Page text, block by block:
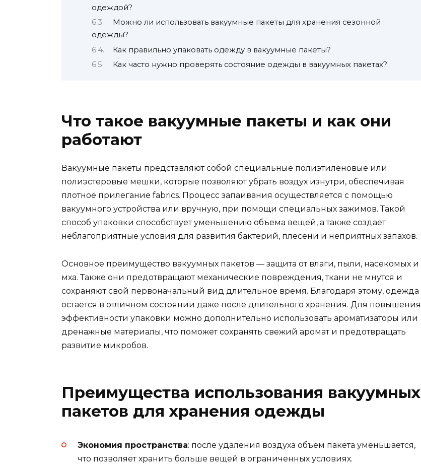
одеждой?
Можно ли использовать вакуумные пакеты для хранения сезонной
одежды?
Как правильно упаковать одежду в вакуумные пакеты?
Как часто нужно проверять состояние одежды в вакуумных пакетах?
Что такое вакуумные пакеты и как они
работают
Вакуумные пакеты представляют собой специальные полиэтиленовые или
полиэстеровые мешки, которые позволяют убрать воздух изнутри, обеспечивая
плотное прилегание fabrics. Процесс запаивания осуществляется с помощью
вакуумного устройства или вручную, при помощи специальных зажимов. Такой
способ упаковки способствует уменьшению объема вещей, а также создает
неблагоприятные условия для развития бактерий, плесени и неприятных запахов.
Основное преимущество вакуумных пакетов — защита от влаги, пыли, насекомых и
мха. Также они предотвращают механические повреждения, ткани не мнутся и
сохраняют свой первоначальный вид длительное время. Благодаря этому, одежда
остается в отличном состоянии даже после длительного хранения. Для повышения
эффективности упаковки можно дополнительно использовать ароматизаторы или
дренажные материалы, что поможет сохранять свежий аромат и предотвращать
развитие микробов.
Преимущества использования вакуумных
пакетов для хранения одежды
Экономия пространства: после удаления воздуха объем пакета уменьшается,
что позволяет хранить больше вещей в ограниченных условиях.